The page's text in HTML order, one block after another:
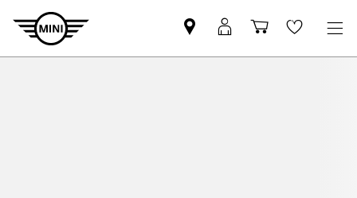
MINI-
partner
MyMINI
belépés
Wishlist